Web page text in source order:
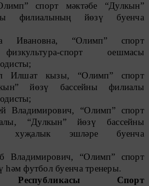
спорт мәктәбе “Дулкын”
филиалының йөзү буенча
Ивановна, “Олимп” спорт
спорт оешмасы
Илшат кызы, “Олимп” спорт
йөзү бассейны филиалы
Владимирович, “Олимп” спорт
“Дулкын” йөзү бассейны
хуҗалык эшләре буенча
Владимирович, “Олимп” спорт
һәм футбол буенча тренеры.
Республикасы Спорт